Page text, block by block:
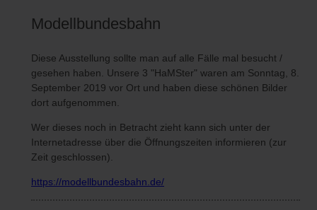
Modellbundesbahn
Diese Ausstellung sollte man auf alle Fälle mal besucht /
gesehen haben. Unsere 3 "HaMSter" waren am Sonntag, ‎8.
‎September ‎2019 vor Ort und haben diese schönen Bilder
dort aufgenommen.
Wer dieses noch in Betracht zieht kann sich unter der
Internetadresse über die Öffnungszeiten informieren (zur
Zeit geschlossen).
https://modellbundesbahn.de/